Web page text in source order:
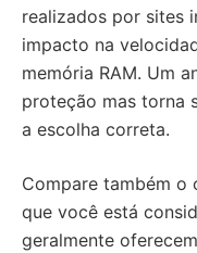
realizados por sites
impacto na
memória RAM. Um
proteção mas torna
a escolha correta.
Compare também
que você está
geralmente